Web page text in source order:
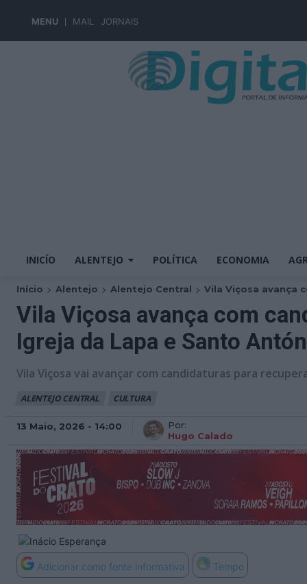
MENU MAIL JORNAIS
INICÍO ALENTEJO POLÍTICA ECONOMIA
Início Alentejo Alentejo Central Vila Viçosa avança
Vila Viçosa avança com
Igreja da Lapa e Santo
Vila Viçosa vai avançar com candidaturas para
ALENTEJO CENTRAL CULTURA
13 Maio, 2026 - 14:00
Por:
Hugo Calado
Adicionar como fonte informativa Tempo